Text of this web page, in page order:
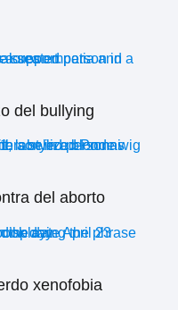
del bullying
del aborto
xenofobia